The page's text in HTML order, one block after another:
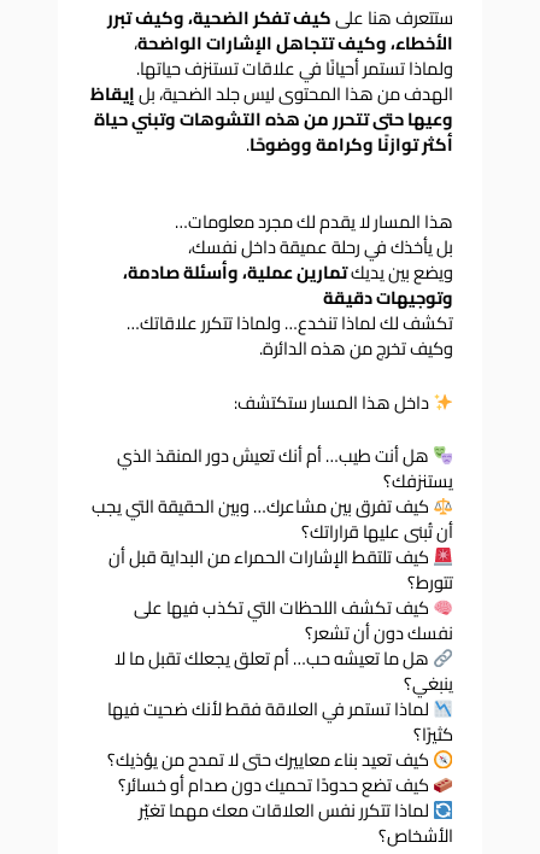
ستتعرف هنا علىكيف تفكر الضحية، وكيف تبرر
الأخطاء، وكيف تتجاهل الإشارات الواضحة،
ولماذا تستمر أحيانًا في علاقات تستنزف حياتها.
الهدف من هذا المحتوى ليس جلد الضحية، بلإيقاظ
وعيها حتى تتحرر من هذه التشوهات وتبني حياة
أكثر توازنًا وكرامة ووضوحًا.
هذا المسار لا يقدم لك مجرد معلومات…
بل يأخذك في رحلة عميقة داخل نفسك،
ويضع بين يديكتمارين عملية، وأسئلة صادمة،
وتوجيهات دقيقة
تكشف لك لماذا تنخدع… ولماذا تتكرر علاقاتك…
وكيف تخرج من هذه الدائرة.
داخل هذا المسار ستكتشف:
هل أنت طيب… أم أنك تعيش دور المنقذ الذي
يستنزفك؟
كيف تفرق بين مشاعرك… وبين الحقيقة التي يجب
أن تُبنى عليها قراراتك؟
كيف تلتقط الإشارات الحمراء من البداية قبل أن
تتورط؟
كيف تكشف اللحظات التي تكذب فيها على
نفسك دون أن تشعر؟
هل ما تعيشه حب… أم تعلق يجعلك تقبل ما لا
ينبغي؟
لماذا تستمر في العلاقة فقط لأنك ضحيت فيها
كثيرًا؟
كيف تعيد بناء معاييرك حتى لا تمدح من يؤذيك؟
كيف تضع حدودًا تحميك دون صدام أو خسائر؟
لماذا تتكرر نفس العلاقات معك مهما تغيّر
الأشخاص؟